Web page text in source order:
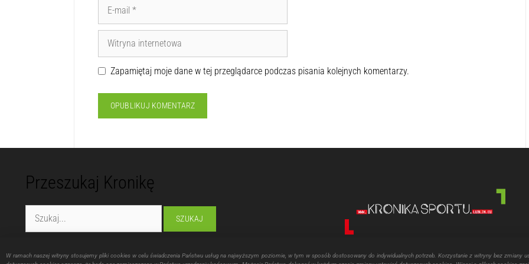
Zapamiętaj moje dane w tej przeglądarce podczas pisania kolejnych komentarzy.
Przeszukaj Kronikę
ul. Montażowa 16, 20-214 Lublin
W ramach naszej witryny stosujemy pliki cookies w celu świadczenia Państwu usług na najwyższym poziomie, w tym w sposób dostosowany do indywidualnych potrzeb. Korzystanie z witryny bez zmiany